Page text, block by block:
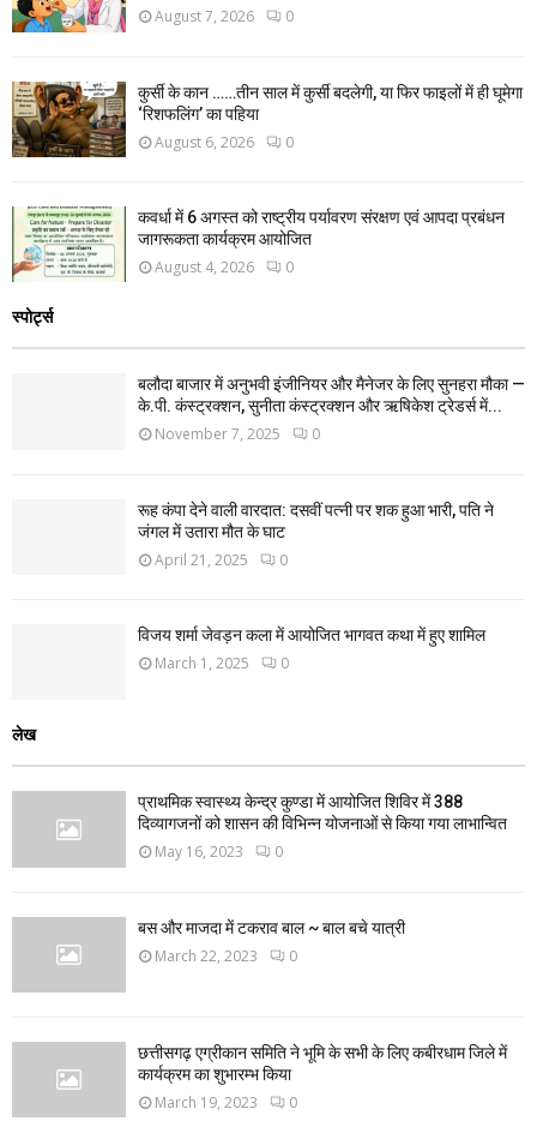
August 7, 2026 0
कुर्सी के कान ……तीन साल में कुर्सी बदलेगी, या फिर फाइलों में ही घूमेगा
‘रिशफलिंग’ का पहिया
August 6, 2026 0
कवर्धा में 6 अगस्त को राष्ट्रीय पर्यावरण संरक्षण एवं आपदा प्रबंधन
जागरूकता कार्यक्रम आयोजित
August 4, 2026 0
स्पोर्ट्स
बलौदा बाजार में अनुभवी इंजीनियर और मैनेजर के लिए सुनहरा मौका —
के.पी. कंस्ट्रक्शन, सुनीता कंस्ट्रक्शन और ऋषिकेश ट्रेडर्स में...
November 7, 2025 0
रूह कंपा देने वाली वारदात: दसवीं पत्नी पर शक हुआ भारी, पति ने
जंगल में उतारा मौत के घाट
April 21, 2025 0
विजय शर्मा जेवड़न कला में आयोजित भागवत कथा में हुए शामिल
March 1, 2025 0
लेख
प्राथमिक स्वास्थ्य केन्द्र कुण्डा में आयोजित शिविर में 388
दिव्यागजनों को शासन की विभिन्न योजनाओं से किया गया लाभान्वित
May 16, 2023 0
बस और माजदा में टकराव बाल ~ बाल बचे यात्री
March 22, 2023 0
छत्तीसगढ़ एग्रीकान समिति ने भूमि के सभी के लिए कबीरधाम जिले में
कार्यक्रम का शुभारम्भ किया
March 19, 2023 0